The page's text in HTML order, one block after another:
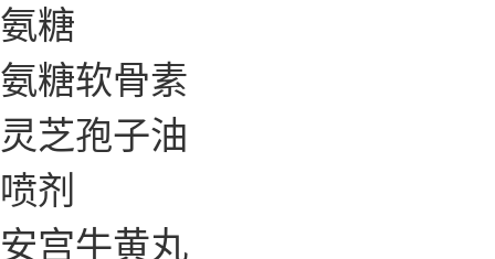
氨糖
氨糖软骨素
灵芝孢子油
喷剂
安宫牛黄丸